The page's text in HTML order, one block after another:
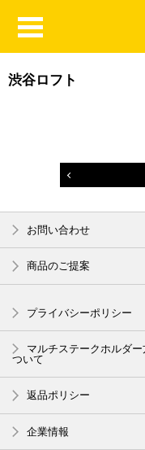
渋谷ロフト
お問い合わせ
商品のご提案
プライバシーポリシー
マルチステークホルダー
ついて
返品ポリシー
企業情報